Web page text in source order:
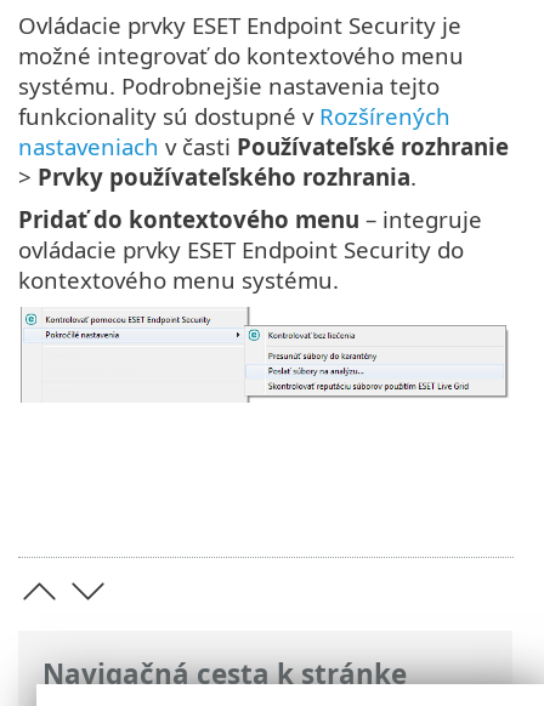
Navigačná cesta k stránke
Ovládacie prvky ESET Endpoint Security je
možné integrovať do kontextového menu
systému. Podrobnejšie nastavenia tejto
funkcionality sú dostupné v Rozšírených
nastaveniach v časti Používateľské rozhranie
> Prvky používateľského rozhrania.
Pridať do kontextového menu – integruje
ovládacie prvky ESET Endpoint Security do
kontextového menu systému.